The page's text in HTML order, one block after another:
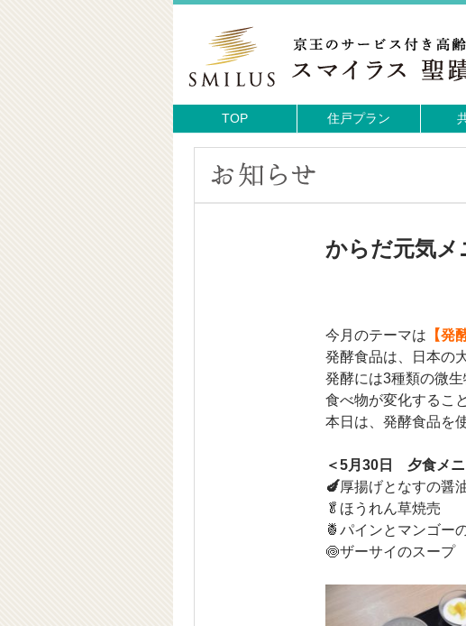
TOP 住戸プラン
からだ元気メ
今月のテーマは 【発
発酵食品は、日本の
発酵には3種類の微
食べ物が変化するこ
本日は、発酵食品を
＜5月30日 夕食メニ
🍆厚揚げとなすの醤
🥬ほうれん草焼売
🍍パインとマンゴー
🍥ザーサイのスープ